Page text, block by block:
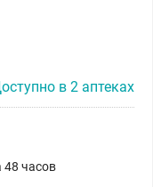
в 2 аптеках
48 часов